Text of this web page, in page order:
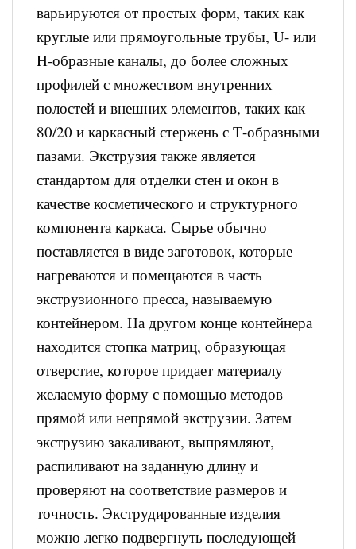
варьируются от простых форм, таких как
круглые или прямоугольные трубы, U- или
H-образные каналы, до более сложных
профилей с множеством внутренних
полостей и внешних элементов, таких как
80/20 и каркасный стержень с Т-образными
пазами. Экструзия также является
стандартом для отделки стен и окон в
качестве косметического и структурного
компонента каркаса. Сырье обычно
поставляется в виде заготовок, которые
нагреваются и помещаются в часть
экструзионного пресса, называемую
контейнером. На другом конце контейнера
находится стопка матриц, образующая
отверстие, которое придает материалу
желаемую форму с помощью методов
прямой или непрямой экструзии. Затем
экструзию закаливают, выпрямляют,
распиливают на заданную длину и
проверяют на соответствие размеров и
точность. Экструдированные изделия
можно легко подвергнуть последующей